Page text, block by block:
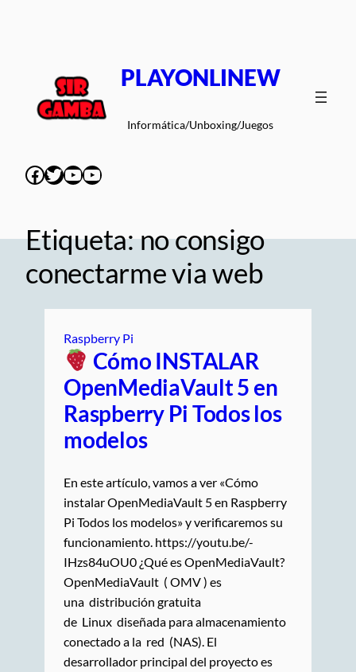
PLAYONLINEW
Informática/Unboxing/Juegos
Facebook
Twitter
YouTube
YouTube
Etiqueta:no consigo
conectarme via web
Raspberry Pi
Cómo INSTALAR
OpenMediaVault 5 en
Raspberry Pi Todos los
modelos
En este artículo, vamos a ver «Cómo
instalar OpenMediaVault 5 en Raspberry
Pi Todos los modelos» y verificaremos su
funcionamiento. https://youtu.be/-
IHzs84uOU0 ¿Qué es OpenMediaVault?
OpenMediaVault ( OMV ) es
una distribución gratuita
de Linux diseñada para almacenamiento
conectado a la red (NAS). El
desarrollador principal del proyecto es